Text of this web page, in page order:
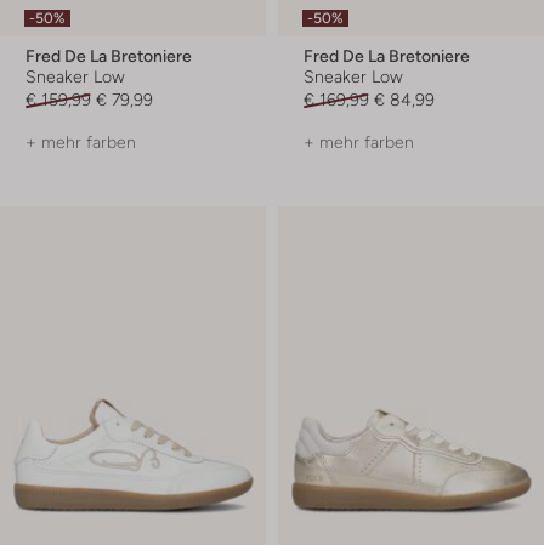
-50%
Fred De La Bretoniere
Sneaker Low
€ 159,99 € 79,99
+ mehr farben
-50%
Fred De La Bretoniere
Sneaker Low
€ 169,99 € 84,99
+ mehr farben